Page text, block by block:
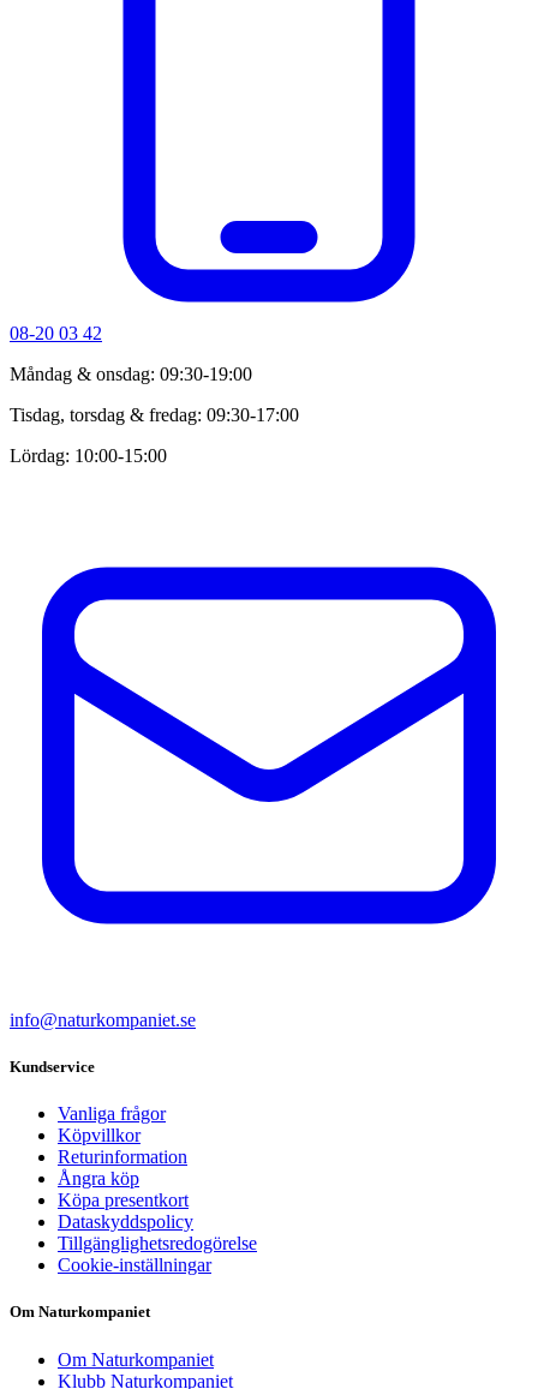
08-20 03 42
Måndag & onsdag: 09:30-19:00
Tisdag, torsdag & fredag: 09:30-17:00
Lördag: 10:00-15:00
info@naturkompaniet.se
Kundservice
Vanliga frågor
Köpvillkor
Returinformation
Ångra köp
Köpa presentkort
Dataskyddspolicy
Tillgänglighetsredogörelse
Cookie-inställningar
Om Naturkompaniet
Om Naturkompaniet
Klubb Naturkompaniet